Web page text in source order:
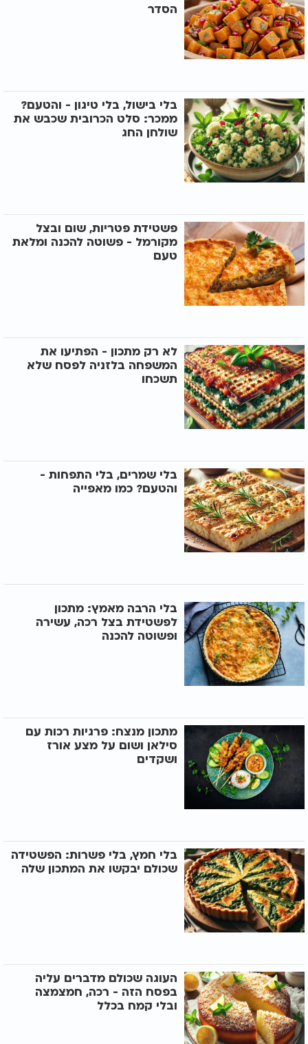
הסדר
בלי בישול, בלי טיגון - והטעם?
ממכר: סלט הכרובית שכבש את
שולחן החג
פשטידת פטריות, שום ובצל
מקורמל - פשוטה להכנה ומלאת
טעם
לא רק מתכון - הפתיעו את
המשפחה בלזניה לפסח שלא
תשכחו
בלי שמרים, בלי התפחות -
והטעם? כמו מאפייה
בלי הרבה מאמץ: מתכון
לפשטידת בצל רכה, עשירה
ופשוטה להכנה
מתכון מנצח: פרגיות רכות עם
סילאן ושום על מצע אורז
ושקדים
בלי חמץ, בלי פשרות: הפשטידה
שכולם יבקשו את המתכון שלה
העוגה שכולם מדברים עליה
בפסח הזה - רכה, חמצמצה
ובלי קמח בכלל